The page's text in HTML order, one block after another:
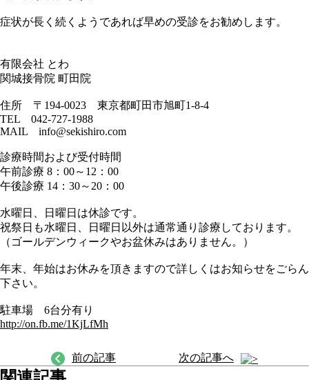
症状が長く続くようであれば早めの受診をお勧めします。
有限会社 とわ
関城接骨院 町田院
住所 〒194-0023 東京都町田市旭町1-8-4
TEL 042-727-1988
MAIL info@sekishiro.com
診療時間および受付時間
午前診療 8：00～12：00
午後診療 14：30～20：00
水曜日、日曜日は休診です。
祝祭日も水曜日、日曜日以外は通常通り診療しております。
（ゴールデンウィークやお盆休みはありません。）
年末、年始はお休みを頂きますので詳しくはお知らせをごらん
下さい。
駐車場 6台分有り
http://on.fb.me/1KjLfMh
前の記事 次の記事へ